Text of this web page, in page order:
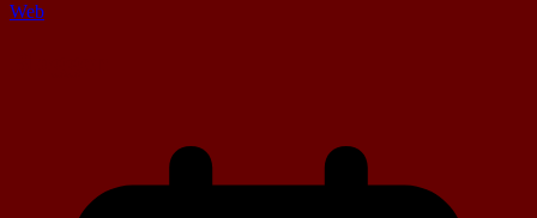
Web